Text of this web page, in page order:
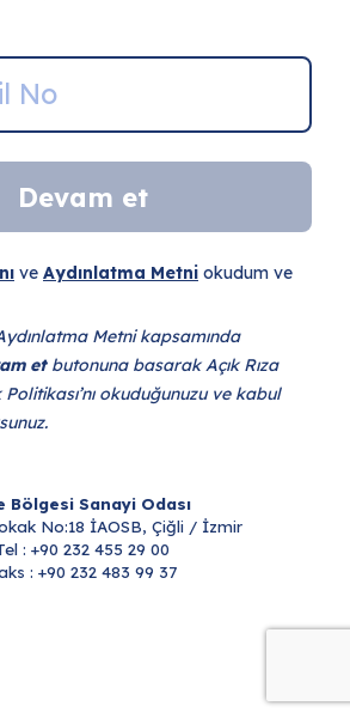
Devam et
ve Aydınlatma Metni okudum ve
Metni kapsamında
etbutonuna basarak Açık Rıza
Politikası’nı okuduğunuzu ve kabul
Bölgesi Sanayi Odası
No:18 İAOSB, Çiğli / İzmir
: +90 232 455 29 00
: +90 232 483 99 37